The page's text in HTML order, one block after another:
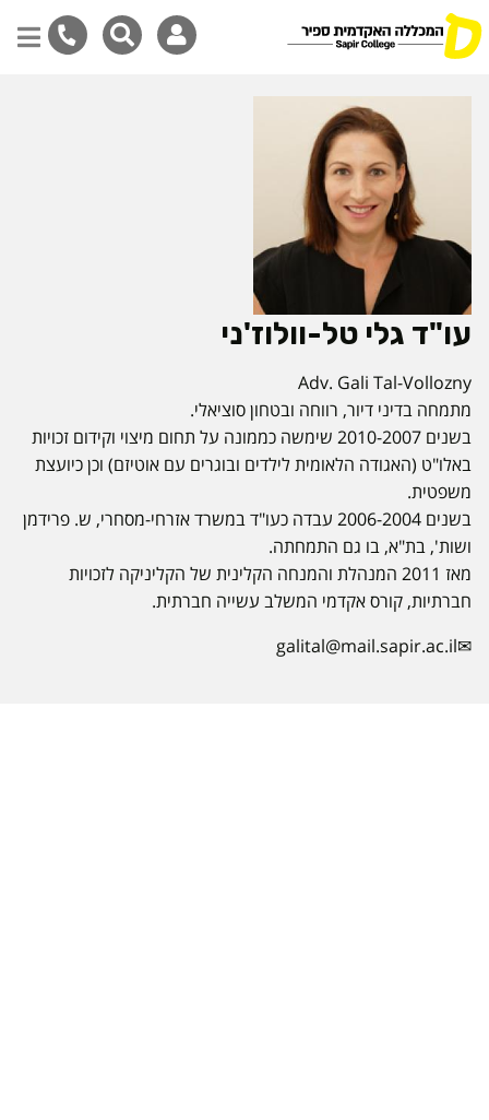
עו"ד גלי טל-וולוז'ני
Adv. Gali Tal-Vollozny
מתמחה בדיני דיור, רווחה ובטחון סוציאלי.
בשנים 2010-2007 שימשה כממונה על תחום מיצוי וקידום זכויות
באלו"ט (האגודה הלאומית לילדים ובוגרים עם אוטיזם) וכן כיועצת
משפטית.
בשנים 2006-2004 עבדה כעו"ד במשרד אזרחי-מסחרי, ש. פרידמן
ושות', בת"א, בו גם התמחתה.
מאז 2011 המנהלת והמנחה הקלינית של הקליניקה לזכויות
חברתיות, קורס אקדמי המשלב עשייה חברתית.
galital@mail.sapir.ac.il